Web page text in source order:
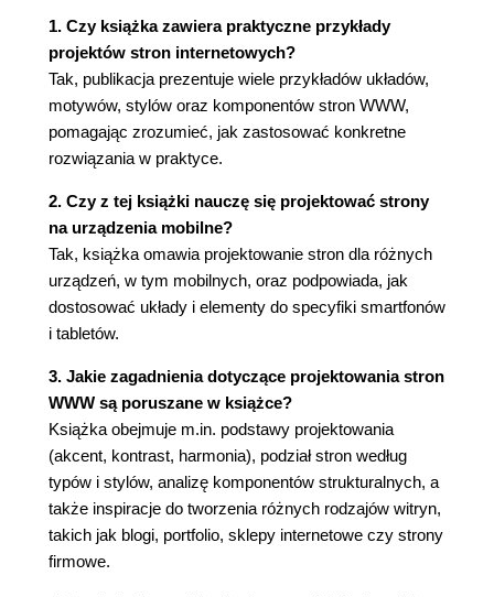
typografia (129)
tła fotograficzne (135)
05 / podział stron według stylów i motywów (139)
przejrzysty (140)
minimalistyczny (145)
szkic (150)
kolaż (154)
ilustrowany (160)
typograficzny (166)
jednolite barwy (171)
tekstylia (177)
drewno (185)
(193)
nietypowa nawigacja (194)
nietypowy układ (199)
pseudoflash (205)
przewijanie w poziomie (210)
jedna strona (214)
07 / podział stron według komponentów
1. Czy książka zawiera praktyczne przykłady
projektów stron internetowych?
Tak, publikacja prezentuje wiele przykładów układów,
motywów, stylów oraz komponentów stron WWW,
pomagając zrozumieć, jak zastosować konkretne
rozwiązania w praktyce.
2. Czy z tej książki nauczę się projektować strony
na urządzenia mobilne?
Tak, książka omawia projektowanie stron dla różnych
urządzeń, w tym mobilnych, oraz podpowiada, jak
dostosować układy i elementy do specyfiki smartfonów
i tabletów.
3. Jakie zagadnienia dotyczące projektowania stron
WWW są poruszane w książce?
Książka obejmuje m.in. podstawy projektowania
(akcent, kontrast, harmonia), podział stron według
typów i stylów, analizę komponentów strukturalnych, a
także inspiracje do tworzenia różnych rodzajów witryn,
takich jak blogi, portfolio, sklepy internetowe czy strony
firmowe.